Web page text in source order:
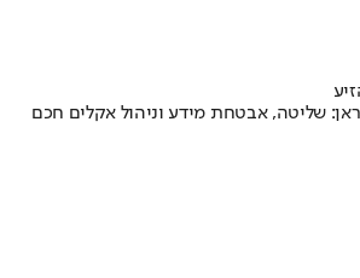
שליטה, אבטחת מידע וניהול אקלים חכם